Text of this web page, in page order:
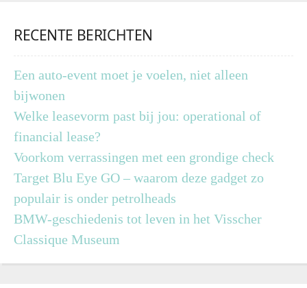
RECENTE BERICHTEN
Een auto-event moet je voelen, niet alleen
bijwonen
Welke leasevorm past bij jou: operational of
financial lease?
Voorkom verrassingen met een grondige check
Target Blu Eye GO – waarom deze gadget zo
populair is onder petrolheads
BMW-geschiedenis tot leven in het Visscher
Classique Museum